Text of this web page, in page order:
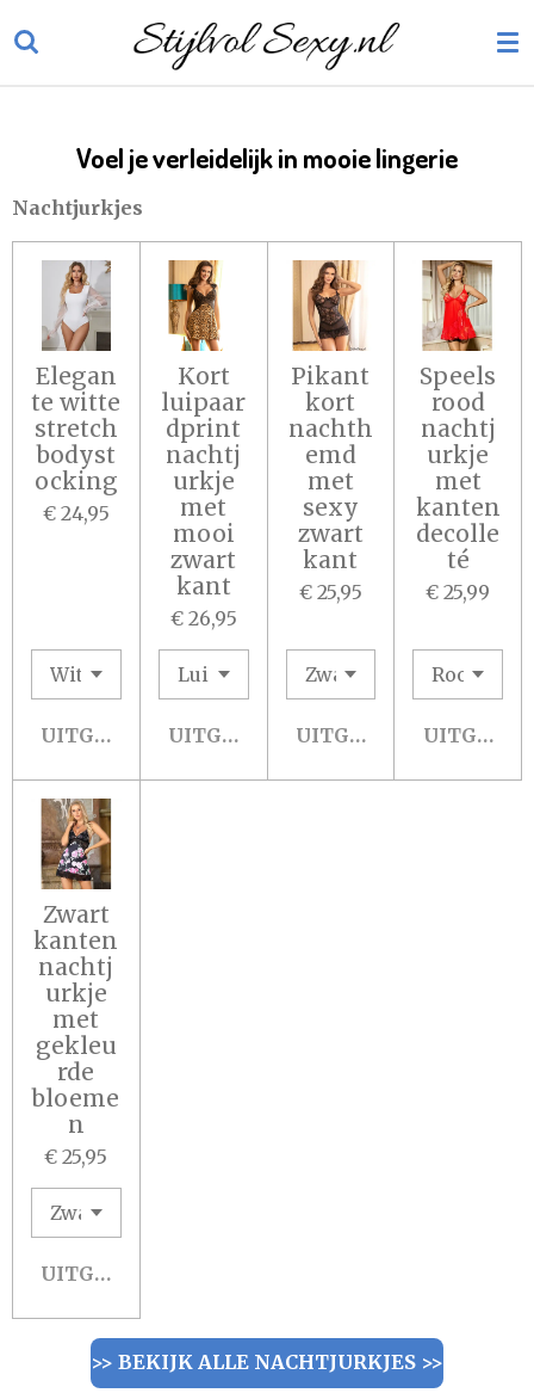
direct
Voel je verleidelijk in mooie lingerie
Nachtjurkjes
Elegan
te witte
stretch
bodyst
ocking
€ 24,95
UITGESCHAKELD
Kort
luipaar
dprint
nachtj
urkje
met
mooi
zwart
kant
€ 26,95
UITGESCHAKELD
Pikant
kort
nachth
emd
met
sexy
zwart
kant
€ 25,95
UITGESCHAKELD
Speels
rood
nachtj
urkje
met
kanten
decolle
té
€ 25,99
Zwart
kanten
nachtj
urkje
met
gekleu
rde
bloeme
n
€ 25,95
UITGESCHAKELD
>> BEKIJK ALLE NACHTJURKJES >>